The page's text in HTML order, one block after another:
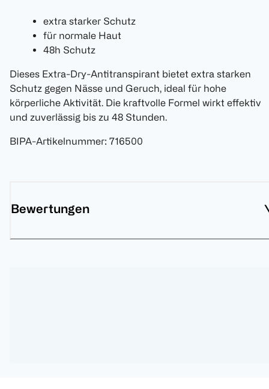
extra starker Schutz
für normale Haut
48h Schutz
Dieses Extra-Dry-Antitranspirant bietet extra starken
Schutz gegen Nässe und Geruch, ideal für hohe
körperliche Aktivität. Die kraftvolle Formel wirkt effektiv
und zuverlässig bis zu 48 Stunden.
BIPA-Artikelnummer: 716500
Bewertungen